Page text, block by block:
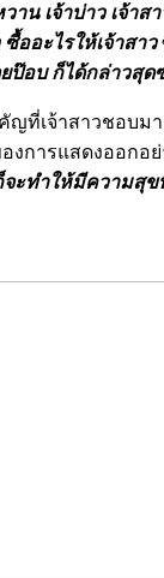
าน เจ้าบ่าว เจ้า
ออะไรให้เจ้าสาว
อบ ก็ได้กล่าวสุด
ที่เจ้าสาวชอบม
งการแสดงออกอ
จะทำให้มีความสุข